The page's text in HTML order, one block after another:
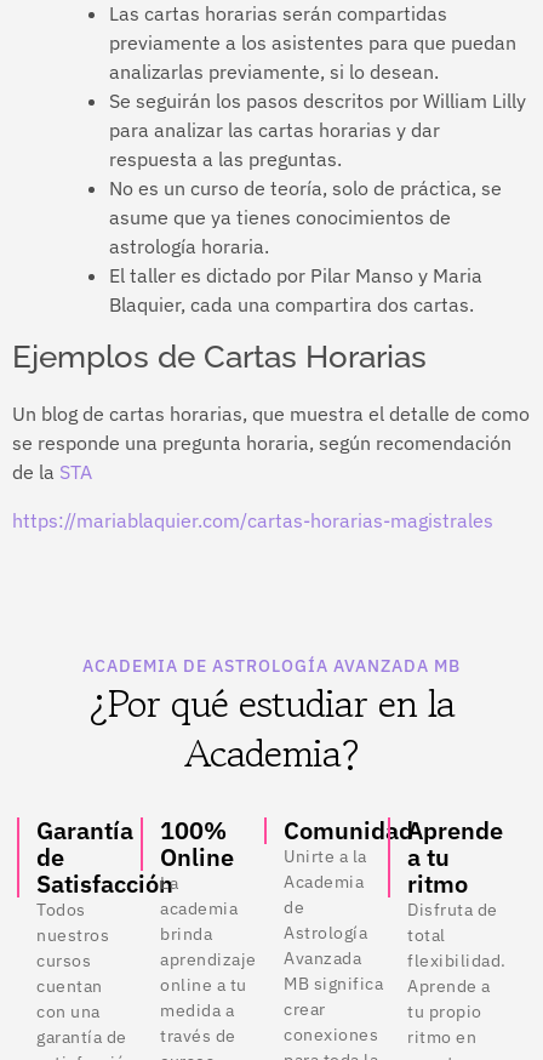
Las cartas horarias serán compartidas
previamente a los asistentes para que puedan
analizarlas previamente, si lo desean.
Se seguirán los pasos descritos por William Lilly
para analizar las cartas horarias y dar
respuesta a las preguntas.
No es un curso de teoría, solo de práctica, se
asume que ya tienes conocimientos de
astrología horaria.
El taller es dictado por Pilar Manso y Maria
Blaquier, cada una compartira dos cartas.
Ejemplos de Cartas Horarias
Un blog de cartas horarias, que muestra el detalle de como
se responde una pregunta horaria, según recomendación
de la STA
https://mariablaquier.com/cartas-horarias-magistrales
ACADEMIA DE ASTROLOGÍA AVANZADA MB
¿Por qué estudiar en la
Academia?
Garantía
de
Satisfacción
Todos
nuestros
cursos
cuentan
con una
garantía de
100%
Online
La
academia
brinda
aprendizaje
online a tu
medida a
través de
Comunidad
Unirte a la
Academia
de
Astrología
Avanzada
MB significa
crear
conexiones
Aprende
a tu
ritmo
Disfruta de
total
flexibilidad.
Aprende a
tu propio
ritmo en